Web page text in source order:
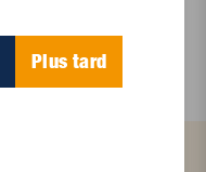
Plus tard